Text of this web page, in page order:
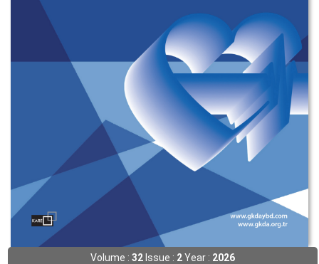
Volume : 32Issue : 2Year : 2026